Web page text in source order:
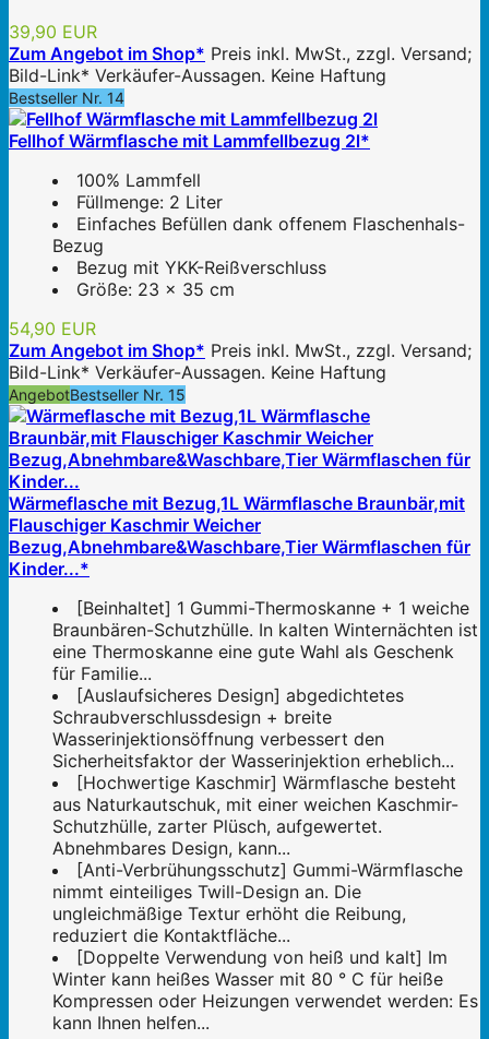
39,90 EUR
Zum Angebot im Shop* Preis inkl. MwSt., zzgl. Versand;
Bild-Link* Verkäufer-Aussagen. Keine Haftung
Bestseller Nr. 14
Fellhof Wärmflasche mit Lammfellbezug 2l*
100% Lammfell
Füllmenge: 2 Liter
Einfaches Befüllen dank offenem Flaschenhals-
Bezug
Bezug mit YKK-Reißverschluss
Größe: 23 x 35 cm
54,90 EUR
Zum Angebot im Shop* Preis inkl. MwSt., zzgl. Versand;
Bild-Link* Verkäufer-Aussagen. Keine Haftung
AngebotBestseller Nr. 15
Wärmeflasche mit Bezug,1L Wärmflasche Braunbär,mit
Flauschiger Kaschmir Weicher
Bezug,Abnehmbare&Waschbare,Tier Wärmflaschen für
Kinder...*
[Beinhaltet] 1 Gummi-Thermoskanne + 1 weiche
Braunbären-Schutzhülle. In kalten Winternächten ist
eine Thermoskanne eine gute Wahl als Geschenk
für Familie...
[Auslaufsicheres Design] abgedichtetes
Schraubverschlussdesign + breite
Wasserinjektionsöffnung verbessert den
Sicherheitsfaktor der Wasserinjektion erheblich...
[Hochwertige Kaschmir] Wärmflasche besteht
aus Naturkautschuk, mit einer weichen Kaschmir-
Schutzhülle, zarter Plüsch, aufgewertet.
Abnehmbares Design, kann...
[Anti-Verbrühungsschutz] Gummi-Wärmflasche
nimmt einteiliges Twill-Design an. Die
ungleichmäßige Textur erhöht die Reibung,
reduziert die Kontaktfläche...
[Doppelte Verwendung von heiß und kalt] Im
Winter kann heißes Wasser mit 80 ° C für heiße
Kompressen oder Heizungen verwendet werden: Es
kann Ihnen helfen...